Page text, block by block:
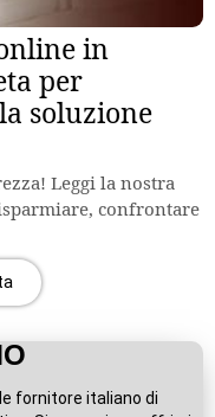
in
per
soluzione
Leggi la nostra
confrontare
fornitore italiano di